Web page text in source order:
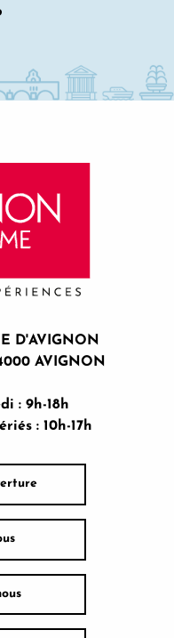
D'AVIGNON
AVIGNON
: 9h-18h
: 10h-17h